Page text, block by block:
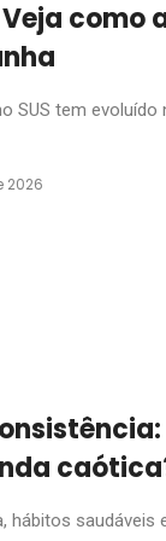
como
SUS tem
2026
hábitos saudáveis